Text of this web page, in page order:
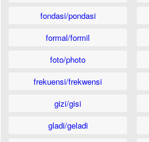
fondasi/pondasi
formal/formil
foto/photo
frekuensi/frekwensi
gizi/gisi
gladi/geladi